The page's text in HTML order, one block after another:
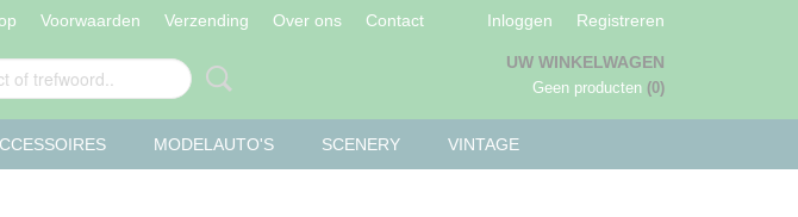
Voorwaarden Verzending Over ons Contact Inloggen Registreren
UW WINKELWAGEN
Geen producten (0)
MODELAUTO'S SCENERY VINTAGE